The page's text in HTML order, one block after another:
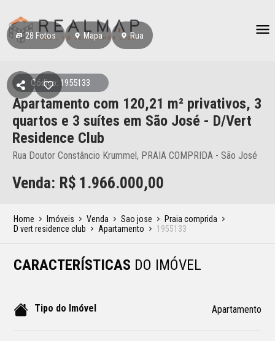
28 Fotos Mapa Rua
Código: 1955133
Apartamento com 120,21 m² privativos, 3
quartos e 3 suítes em São José - D/Vert
Residence Club
Rua Doutor Constâncio Krummel, PRAIA COMPRIDA - São José
Venda: R$ 1.966.000,00
Home Imóveis Venda Sao jose
Praia comprida
D vert residence club
Apartamento 1955133
CARACTERÍSTICAS DO IMÓVEL
Tipo do Imóvel Apartamento